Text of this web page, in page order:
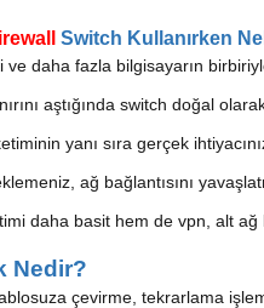
Switch Kullanırken
ve daha fazla bilgisayarın
aştığında switch doğal
yanı sıra gerçek
ağ bağlantısını
daha basit hem de vpn, alt
Nedir?
çevirme, tekrarlama